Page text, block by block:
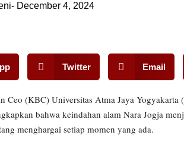
- December 4, 2024
Twitter Email
(KBC) Universitas Atma Jaya Yogyakarta
bahwa keindahan alam Nara Jogja
menghargai setiap momen yang ada.